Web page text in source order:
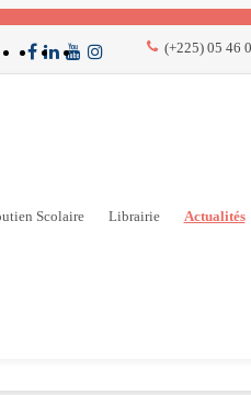
(+225) 05 46
Scolaire Librairie Actualités